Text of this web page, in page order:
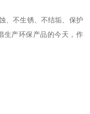
、不生锈、不结垢、保护
生产环保产品的今天，作